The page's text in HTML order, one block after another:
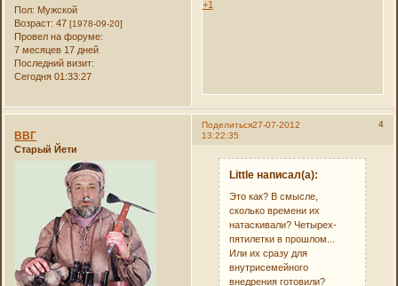
Пол: Мужской
Возраст: 47[1978-09-20]
Провел на форуме:
7 месяцев 17 дней
Последний визит:
Сегодня 01:33:27
+1
Поделиться 4
27-07-2012
13:22:35
ВВГ
Старый Йети
Little написал(а):
Это как? В смысле,
сколько времени их
натаскивали? Четырех-
пятилетки в прошлом...
Или их сразу для
внутрисемейного
внедрения готовили?